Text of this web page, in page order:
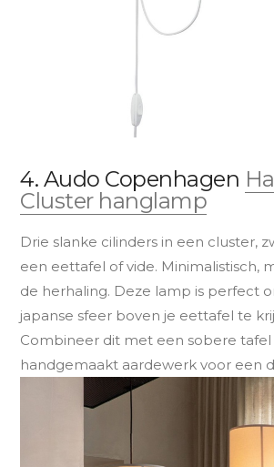
4. Audo Copenhagen
Cluster hanglamp
Drie slanke cilinders in een cluster,
een eettafel of vide. Minimalistisch,
de herhaling. Deze lamp is perfect
japanse sfeer boven je eettafel te
Combineer dit met een sobere tafel
handgemaakt aardewerk voor een